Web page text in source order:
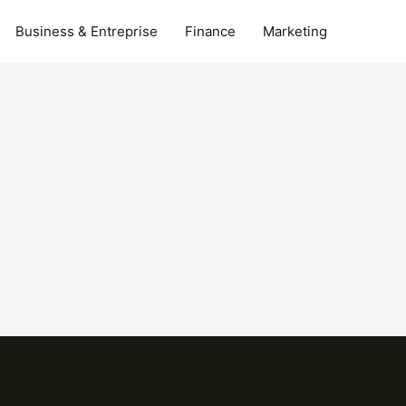
Business & Entreprise Finance Marketing